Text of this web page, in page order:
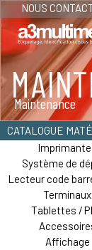
NOUS
Maintenance
Tablettes
CATALOGUE
Système de
Lecteur code
Terminaux
Tablettes /
Affichage